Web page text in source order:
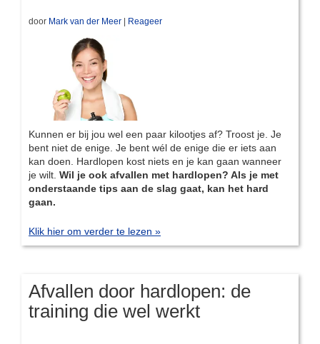
door Mark van der Meer | Reageer
Kunnen er bij jou wel een paar kilootjes af? Troost je. Je
bent niet de enige. Je bent wél de enige die er iets aan
kan doen. Hardlopen kost niets en je kan gaan wanneer
je wilt. Wil je ook afvallen met hardlopen? Als je met
onderstaande tips aan de slag gaat, kan het hard
gaan.
Klik hier om verder te lezen »
Afvallen door hardlopen: de
training die wel werkt